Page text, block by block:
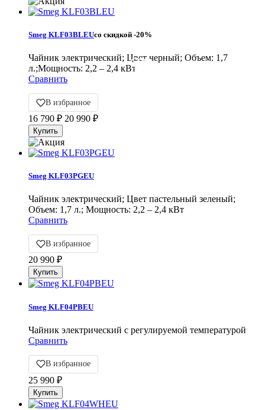
Smeg KLF03BLEUсо скидкой -20%
Чайник электрический; Цвет черный; Объем: 1,7
л.;Мощность: 2,2 – 2,4 кВт
Сравнить
В избранное
16 790 ₽ 20 990 ₽
Smeg KLF03PGEU
Чайник электрический; Цвет пастельный зеленый;
Объем: 1,7 л.; Мощность: 2,2 – 2,4 кВт
Сравнить
В избранное
20 990 ₽
Smeg KLF04PBEU
Чайник электрический с регулируемой температурой
Сравнить
В избранное
25 990 ₽